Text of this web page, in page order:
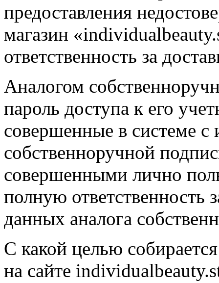
предоставления
магазин
ответственность за
Аналогом
пароль доступа к его
совершенные в системе с
собственноручной
совершенными лично
полную ответственность
данных аналога
С какой целью
на сайте